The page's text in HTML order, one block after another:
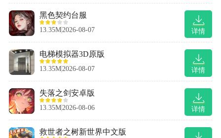
详情
黑色契约台服
13.35M2026-08-07
详情
电梯模拟器3D原版
13.35M2026-08-07
详情
失落之剑安卓版
13.35M2026-08-06
救世者之树新世界中文版